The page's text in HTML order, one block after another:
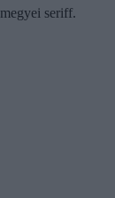
seriff.